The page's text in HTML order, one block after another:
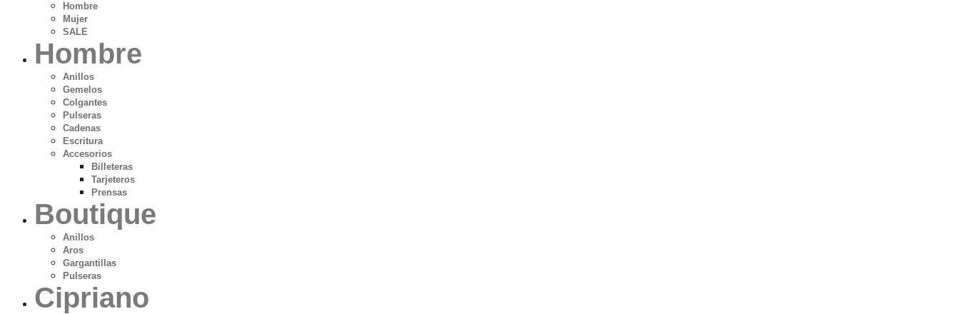
Hombre
Mujer
SALE
Hombre
Anillos
Gemelos
Colgantes
Pulseras
Cadenas
Escritura
Accesorios
Billeteras
Tarjeteros
Prensas
Boutique
Anillos
Aros
Gargantillas
Pulseras
Cipriano